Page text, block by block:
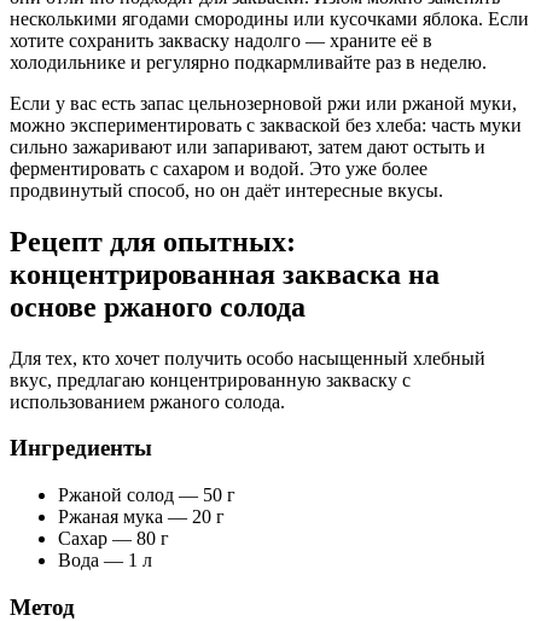
несколькими ягодами смородины или кусочками яблока. Если
хотите сохранить закваску надолго — храните её в
холодильнике и регулярно подкармливайте раз в неделю.
Если у вас есть запас цельнозерновой ржи или ржаной муки,
можно экспериментировать с закваской без хлеба: часть муки
сильно зажаривают или запаривают, затем дают остыть и
ферментировать с сахаром и водой. Это уже более
продвинутый способ, но он даёт интересные вкусы.
Рецепт для опытных:
концентрированная закваска на
основе ржаного солода
Для тех, кто хочет получить особо насыщенный хлебный
вкус, предлагаю концентрированную закваску с
использованием ржаного солода.
Ингредиенты
Ржаной солод — 50 г
Ржаная мука — 20 г
Сахар — 80 г
Вода — 1 л
Метод